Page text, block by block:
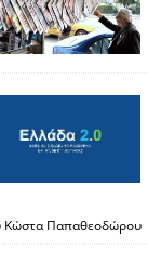
Κώστα Παπαθεοδώρου